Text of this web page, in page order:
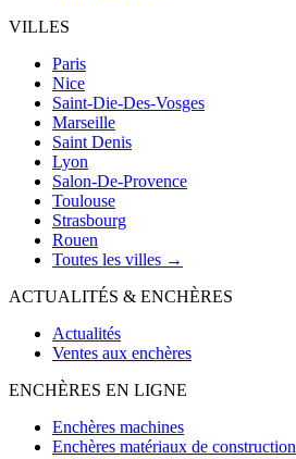
VILLES
Paris
Nice
Saint-Die-Des-Vosges
Marseille
Saint Denis
Lyon
Salon-De-Provence
Toulouse
Strasbourg
Rouen
Toutes les villes →
ACTUALITÉS & ENCHÈRES
Actualités
Ventes aux enchères
ENCHÈRES EN LIGNE
Enchères machines
Enchères matériaux de construction